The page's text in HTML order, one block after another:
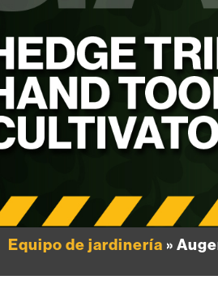
Equipo de jardinería »